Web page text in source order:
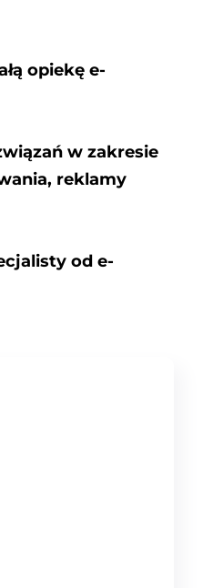
opiekę e-
w zakresie
reklamy
od e-